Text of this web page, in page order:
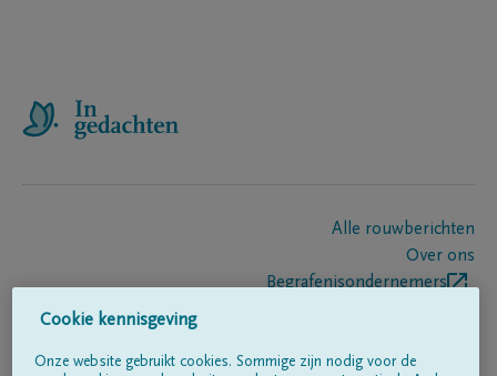
Alle rouwberichten
Over ons
Begrafenisondernemers
Cookie kennisgeving
Onze website gebruikt cookies. Sommige zijn nodig voor de